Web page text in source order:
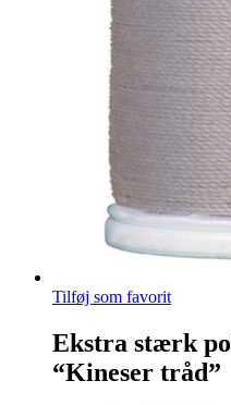
Tilføj som favorit
Ekstra stærk
“Kineser tråd”